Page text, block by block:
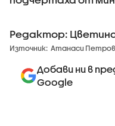
Редактор:
Източник: Атанаси
Добави ни в
Google